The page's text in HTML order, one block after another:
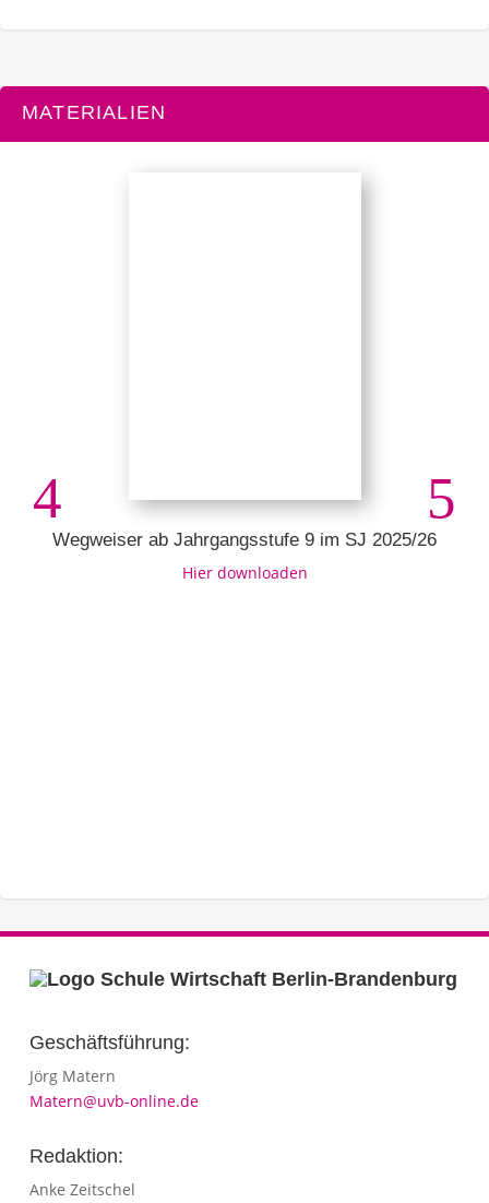
MATERIALIEN
Wegweiser ab Jahrgangsstufe 9 im SJ 2025/26
Hier downloaden
Geschäftsführung:
Jörg Matern
Matern@uvb-online.de
Redaktion:
Anke Zeitschel